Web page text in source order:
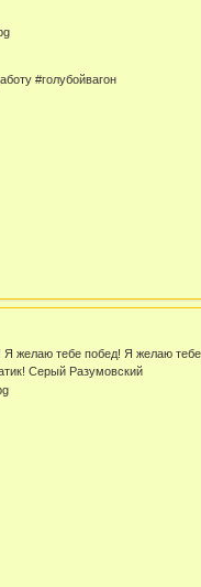
#голубойвагон
Я желаю тебе побед! Я желаю
Серый Разумовский